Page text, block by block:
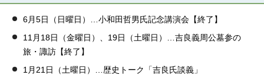
6月5日（日曜日）…小和田哲男氏記念講演会【終了】
11月18日（金曜日）、19日（土曜日）…吉良義周公墓参の
旅・諏訪【終了】
1月21日（土曜日）…歴史トーク「吉良氏談義」